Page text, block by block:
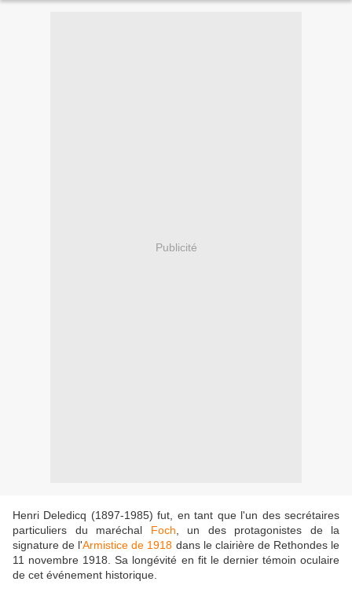
Publicité
Henri Deledicq (1897-1985) fut, en tant que l'un des secrétaires
particuliers du maréchal Foch , un des protagonistes de la
signature de l'Armistice de 1918 dans le clairière de Rethondes le
11 novembre 1918. Sa longévité en fit le dernier témoin oculaire
de cet événement historique.